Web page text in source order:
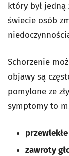
który był
świecie osób
Schorzenie
objawy są
pomylone ze
symptomy to
zawroty